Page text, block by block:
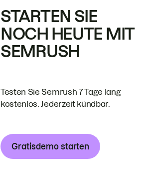
STARTEN SIE
NOCH HEUTE MIT
SEMRUSH
Testen Sie Semrush 7 Tage lang
kostenlos. Jederzeit kündbar.
Gratisdemo starten